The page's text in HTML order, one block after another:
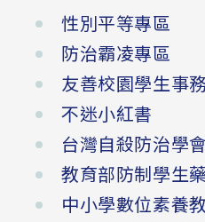
性別平等專區
防治霸凌專區
友善校園學生事
不迷小紅書
台灣自殺防治學會
教育部防制學生
中小學數位素養